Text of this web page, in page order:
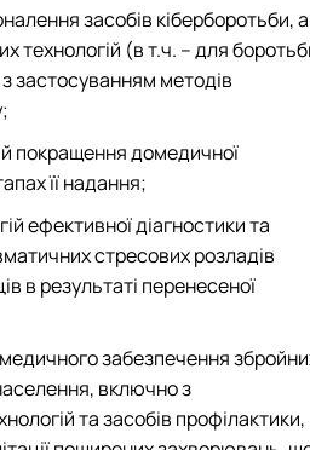
засобів кіберборотьби, а
технологій (в т.ч. – для
застосуванням методів
покращення домедичної
її надання;
ефективної діагностики та
стресових розладів
в результаті перенесеної
забезпечення
включно з
та засобів профілактики,